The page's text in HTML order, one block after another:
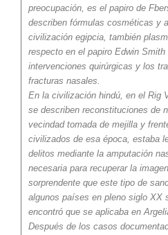
preocupación, es el papiro de
describen fórmulas cosméticas y
civilización egipcia, también
respecto en el papiro Edwin
intervenciones quirúrgicas y los
fracturas nasales.
En la civilización hindú, en el Rig
se describen reconstituciones de
vecindad tomada de mejilla y
civilizados de esa época, estaba
delitos mediante la amputación
necesaria para recuperar la
sorprendente que este tipo de
algunos países en pleno siglo XX
encontró que se aplicaba en
Después de los casos